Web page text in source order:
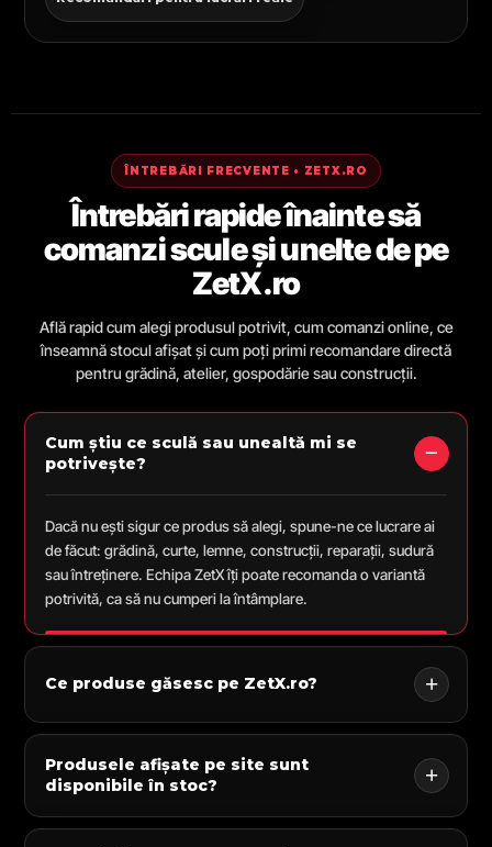
ÎNTREBĂRI FRECVENTE • ZETX.RO
Întrebări rapide înainte să
comanzi scule și unelte de pe
ZetX.ro
Află rapid cum alegi produsul potrivit, cum comanzi online, ce
înseamnă stocul afișat și cum poți primi recomandare directă
pentru grădină, atelier, gospodărie sau construcții.
Cum știu ce sculă sau unealtă mi se
potrivește?
Dacă nu ești sigur ce produs să alegi, spune-ne ce lucrare ai
de făcut: grădină, curte, lemne, construcții, reparații, sudură
sau întreținere. Echipa ZetX îți poate recomanda o variantă
potrivită, ca să nu cumperi la întâmplare.
Ce produse găsesc pe ZetX.ro?
Produsele afișate pe site sunt
disponibile în stoc?